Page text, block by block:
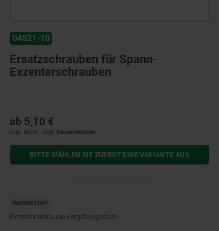
04521-10
Ersatzschrauben für Spann-
Exzenterschrauben
ab 5,10 €
zzgl. MwSt. zzgl. Versandkosten
BITTE WÄHLEN SIE ZUERST EINE VARIANTE AUS
WERKSTOFF
Exzenterschraube Vergütungsstahl.